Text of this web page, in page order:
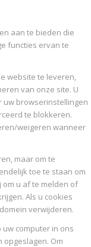
aan te bieden die
functies ervan te
website te leveren,
van onze site. U
uw browserinstellingen
te blokkeren.
weigeren wanneer
maar om te
toe te staan om
om u af te melden of
Als u cookies
verwijderen.
computer in ons
Om